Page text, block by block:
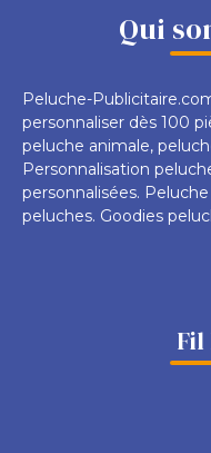
Qui
Peluche-
personnaliser dès 100
peluche animale,
Personnalisation
personnalisées.
peluches. Goodies
Fil